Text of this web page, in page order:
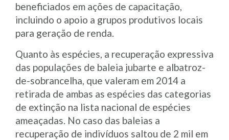
beneficiados em ações de capacitação,
incluindo o apoio a grupos produtivos locais
para geração de renda.
Quanto às espécies, a recuperação expressiva
das populações de baleia jubarte e albatroz-
de-sobrancelha, que valeram em 2014 a
retirada de ambas as espécies das categorias
de extinção na lista nacional de espécies
ameaçadas. No caso das baleias a
recuperação de indivíduos saltou de 2 mil em